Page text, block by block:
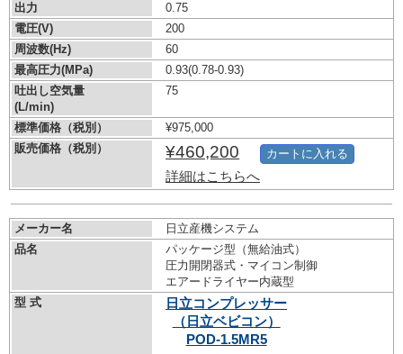
出力
0.75
電圧(V)
200
周波数(Hz)
60
最高圧力(MPa)
0.93(0.78-0.93)
吐出し空気量
(L/min)
75
標準価格（税別）
¥975,000
販売価格（税別）
¥460,200
詳細はこちらへ
カートに入れる
メーカー名
日立産機システム
品名
パッケージ型（無給油式）
圧力開閉器式・マイコン制御
エアードライヤー内蔵型
型 式
日立コンプレッサー
（日立ベビコン）
POD-1.5MR5